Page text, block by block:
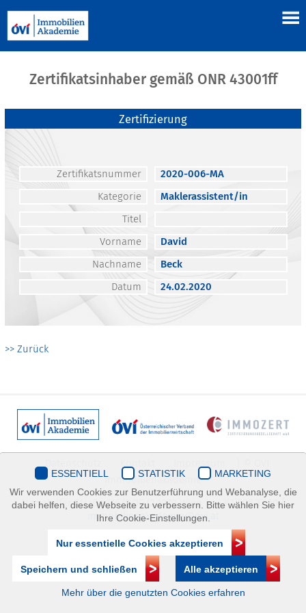
Zertifikatsinhaber gemäß ONR 43001ff
Zertifizierung
Zertifikatsnummer
2020-006-MA
Kategorie
Maklerassistent/in
Titel
Vorname
David
Nachname
Beck
Datum
24.02.2020
>> Zurück
Immobilienakademie
Mariahilfer Straße 116/2.OG/2 1070 Wien | +43(1)505 32 50 |
immobilienakademie@ovi.at
ESSENTIELL STATISTIK
MARKETING
Wir verwenden Cookies zur Benutzerführung und Webanalyse, die
dabei helfen, diese Webseite zu verbessern. Bitte wählen Sie hier
Ihre Cookie-Einstellungen.
Nur essentielle Cookies akzeptieren
Speichern und schließen Alle akzeptieren
Mehr über die genutzten Cookies erfahren